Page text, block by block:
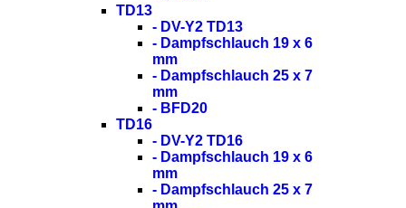
TD13
- DV-Y2 TD13
- Dampfschlauch 19 x 6
mm
- Dampfschlauch 25 x 7
mm
- BFD20
TD16
- DV-Y2 TD16
- Dampfschlauch 19 x 6
mm
- Dampfschlauch 25 x 7